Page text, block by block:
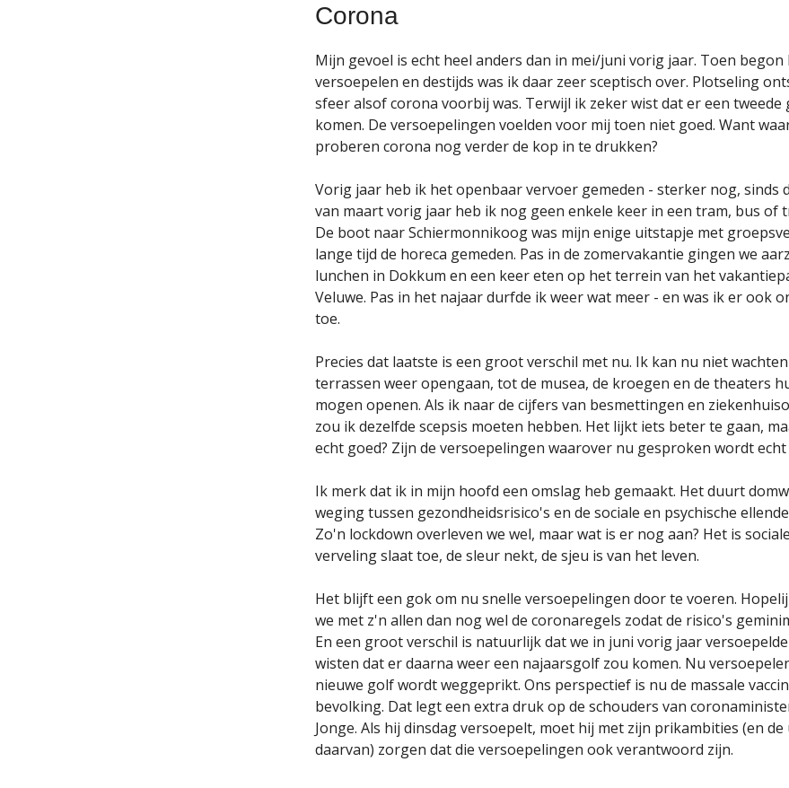
Corona
Mijn gevoel is echt heel anders dan in mei/juni vorig jaar. Toen
versoepelen en destijds was ik daar zeer sceptisch over. Plotseling
sfeer alsof corona voorbij was. Terwijl ik zeker wist dat er een tweede
komen. De versoepelingen voelden voor mij toen niet goed. Want
proberen corona nog verder de kop in te drukken?
Vorig jaar heb ik het openbaar vervoer gemeden - sterker nog, sinds
van maart vorig jaar heb ik nog geen enkele keer in een tram, bus of
De boot naar Schiermonnikoog was mijn enige uitstapje met
lange tijd de horeca gemeden. Pas in de zomervakantie gingen we
lunchen in Dokkum en een keer eten op het terrein van het
Veluwe. Pas in het najaar durfde ik weer wat meer - en was ik er ook
toe.
Precies dat laatste is een groot verschil met nu. Ik kan nu niet
terrassen weer opengaan, tot de musea, de kroegen en de theaters
mogen openen. Als ik naar de cijfers van besmettingen en
zou ik dezelfde scepsis moeten hebben. Het lijkt iets beter te gaan,
echt goed? Zijn de versoepelingen waarover nu gesproken wordt
Ik merk dat ik in mijn hoofd een omslag heb gemaakt. Het duurt
weging tussen gezondheidsrisico's en de sociale en psychische
Zo'n lockdown overleven we wel, maar wat is er nog aan? Het is
verveling slaat toe, de sleur nekt, de sjeu is van het leven.
Het blijft een gok om nu snelle versoepelingen door te voeren.
we met z'n allen dan nog wel de coronaregels zodat de risico's
En een groot verschil is natuurlijk dat we in juni vorig jaar
wisten dat er daarna weer een najaarsgolf zou komen. Nu
nieuwe golf wordt weggeprikt. Ons perspectief is nu de massale
bevolking. Dat legt een extra druk op de schouders van
Jonge. Als hij dinsdag versoepelt, moet hij met zijn prikambities (en
daarvan) zorgen dat die versoepelingen ook verantwoord zijn.